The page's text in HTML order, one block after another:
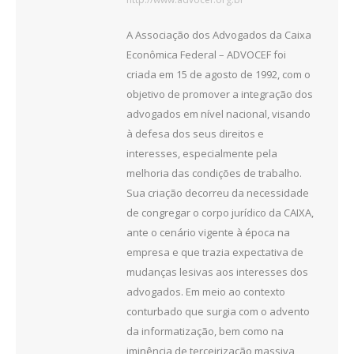
A Associação dos Advogados da Caixa
Econômica Federal – ADVOCEF foi
criada em 15 de agosto de 1992, com o
objetivo de promover a integração dos
advogados em nível nacional, visando
à defesa dos seus direitos e
interesses, especialmente pela
melhoria das condições de trabalho.
Sua criação decorreu da necessidade
de congregar o corpo jurídico da CAIXA,
ante o cenário vigente à época na
empresa e que trazia expectativa de
mudanças lesivas aos interesses dos
advogados. Em meio ao contexto
conturbado que surgia com o advento
da informatização, bem como na